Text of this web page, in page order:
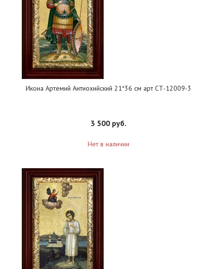
Икона Артемий Антиохийский 21*36 см арт СТ-12009-3
3 500 руб.
Нет в наличии